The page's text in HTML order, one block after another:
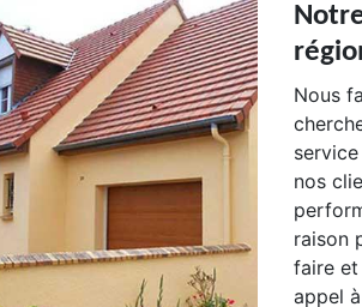
Nous
nos
raison
faire
appel